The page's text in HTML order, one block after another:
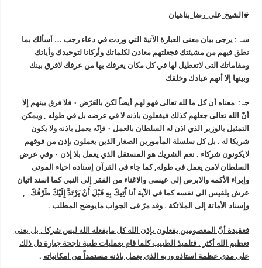
#الشيخ_علي_رضا_بناهيان
سـ : يرجى بيان معنى العبارة الآتية التي وردت في دعاء رجب … أسألك بما
نطق فيهم من مشيئتك فجعلتهم معادن لكلماتك وأركانا لتوحيدك وأياتك
ومقاماتك التى لاتعطيل لها في كل مكان يعرفك بها من عرفك لافرق بينك
وبينها إلا أنهم عبادك وخلقك
جـ : معناه أن كل ما لله تعالى فهو لهم أيضاً لكن بالعَرّض ٠‏ فلا فرق بينهم إلا
أنّ الله تعالى جعلهم كذلك فيفعلون باذنه لا في عرضه بل في طوله , ويمكن
التمثيل بالوزير الذي اذن له السلطان بالعمل ٠‏ فإنّه يعمل باذنه ولا يكون
شريكا له . بل كل سلسلة المأمورين الصغار الذين يعملون بإذن من فوقهم
لايكونون شركاء . نعم الشريك هو المستقل الذي يعمل بلا إذن ٠‏ وفي عرض
السلطان لامن يعمل في طوله, كما جاء في القرآن إسناده احياء الموتى
وإبراء الأكمه والابرص إلى عيسى والاغناء من الفقر إلى النبي كما اسند اتيان
عرش بلقيس الى نفسه كما فى الآية أنا آَتِيكَ بِهِ قَبْلَ أَنْ يَرْتَدَّ إِلَيْكَ طَرْفُكَ ,
وإسناد الأماتة إلى الملائكة . وقد مرّ فى الجواب مايوضح المطلب .
فعقيدة أنّ المعصومين يفعلون بإذن الله كل مايفعله الله ليس شركا , بل يعنى
تعظيم الله أكثر . فتلميذ الطبيب كلما قام بعمليات طبية ناجحة جبارة دل ذلك
على مدى عظمة استاذه وربه الذي يعمل باذنه مستمداً من امكانياته .